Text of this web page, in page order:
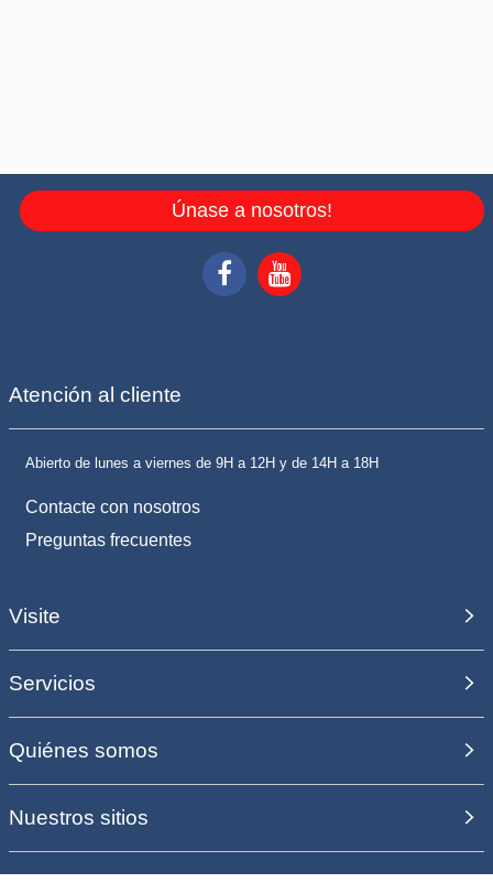
Únase a nosotros!
Atención al cliente
Abierto de lunes a viernes de 9H a 12H y de 14H a 18H
Contacte con nosotros
Preguntas frecuentes
Visite
Servicios
Quiénes somos
Nuestros sitios